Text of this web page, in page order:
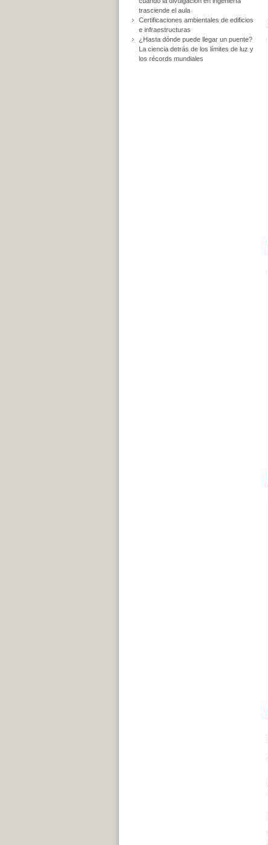
trasciende el aula
Certificaciones ambientales de edificios
e infraestructuras
¿Hasta dónde puede llegar un puente?
La ciencia detrás de los límites de luz y
los récords mundiales